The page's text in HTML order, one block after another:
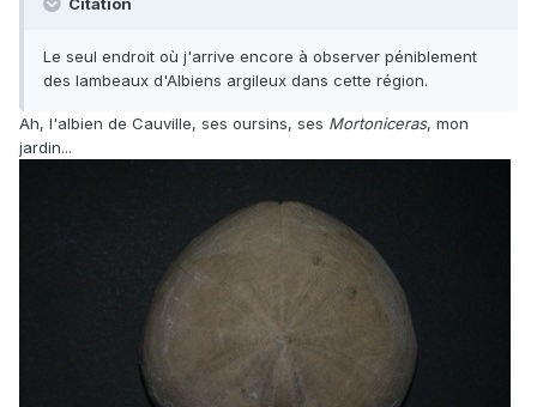
Citation
Le seul endroit où j'arrive encore à observer péniblement
des lambeaux d'Albiens argileux dans cette région.
Ah, l'albien de Cauville, ses oursins, ses Mortoniceras, mon
jardin...